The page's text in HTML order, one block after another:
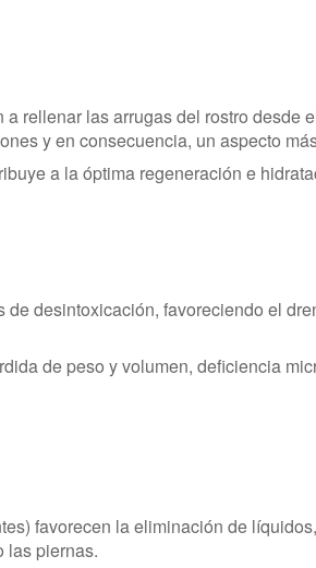
rellenar las arrugas del rostro desde
y en consecuencia, un aspecto
a la óptima regeneración e
desintoxicación, favoreciendo el
de peso y volumen, deficiencia
favorecen la eliminación de
las piernas.